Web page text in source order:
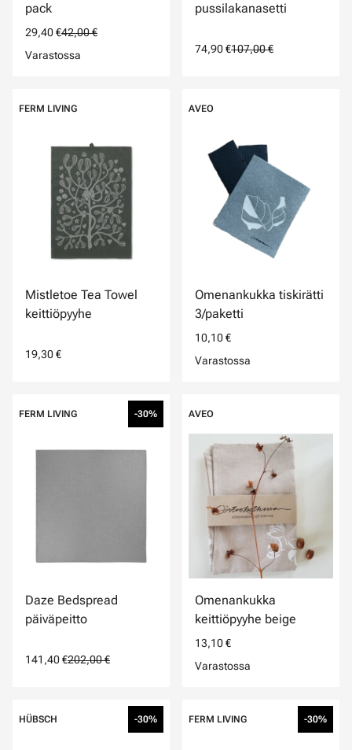
pack
29,40 €42,00 €
Varastossa
pussilakanasetti
74,90 €107,00 €
FERM LIVING
Mistletoe Tea Towel
keittiöpyyhe
19,30 €
AVEO
Omenankukka tiskirätti
3/paketti
10,10 €
Varastossa
FERM LIVING -30%
Daze Bedspread
päiväpeitto
141,40 €202,00 €
AVEO
Omenankukka
keittiöpyyhe beige
13,10 €
Varastossa
HÜBSCH -30% FERM LIVING -30%